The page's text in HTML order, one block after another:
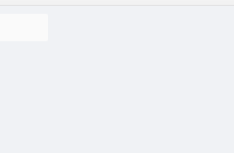
σχεδιασμένη εξ